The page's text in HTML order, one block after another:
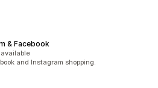
& Facebook
and Instagram shopping.